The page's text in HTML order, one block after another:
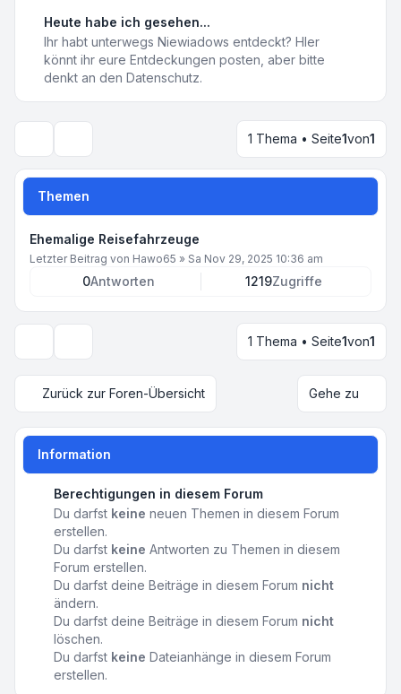
Heute habe ich gesehen...
Ihr habt unterwegs Niewiadows entdeckt? HIer
könnt ihr eure Entdeckungen posten, aber bitte
denkt an den Datenschutz.
1 Thema • Seite1von1
Themen
Ehemalige Reisefahrzeuge
Letzter Beitrag von Hawo65 » Sa Nov 29, 2025 10:36 am
0Antworten 1219Zugriffe
Anzeige- und Sortierungs-Einstellungen1 Thema • Seite1von1
Zurück zur Foren-Übersicht Gehe zu
Information
Berechtigungen in diesem Forum
Du darfst keine neuen Themen in diesem Forum
erstellen.
Du darfst keine Antworten zu Themen in diesem
Forum erstellen.
Du darfst deine Beiträge in diesem Forum nicht
ändern.
Du darfst deine Beiträge in diesem Forum nicht
löschen.
Du darfst keine Dateianhänge in diesem Forum
erstellen.